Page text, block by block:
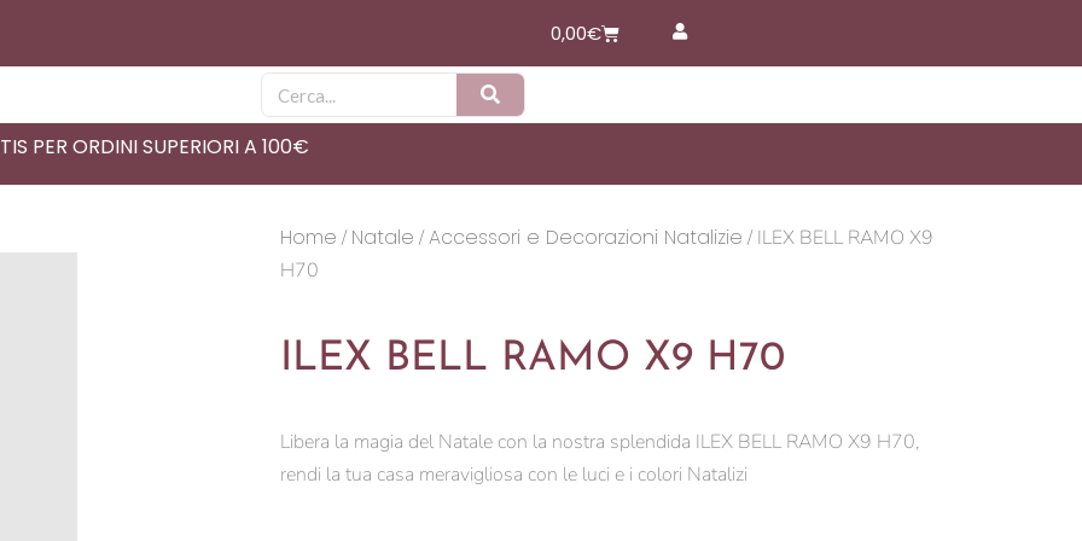
0,00€Carrello
Cerca
PER ORDINI SUPERIORI A 100€
Home /Natale /Accessori e Decorazioni Natalizie / ILEX BELL RAMO X9
H70
ILEX BELL RAMO X9 H70
Libera la magia del Natale con la nostra splendida ILEX BELL RAMO X9 H70,
rendi la tua casa meravigliosa con le luci e i colori Natalizi